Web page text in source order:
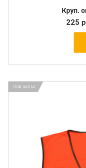
Круп.
225
ПОД ЗАКАЗ